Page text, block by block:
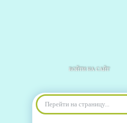
ВОЙТИ НА САЙТ
Перейти на страницу...